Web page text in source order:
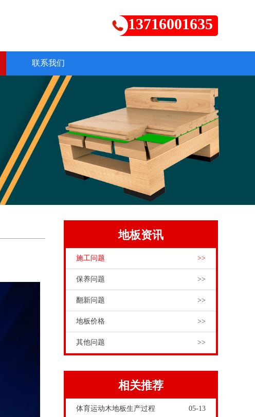
13716001635
联系我们
地板资讯
施工问题 >>
保养问题 >>
翻新问题 >>
地板价格 >>
其他问题 >>
相关推荐
体育运动木地板生产过程 05-13